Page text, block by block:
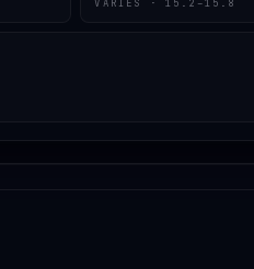
VARIES · 15.2–15.8